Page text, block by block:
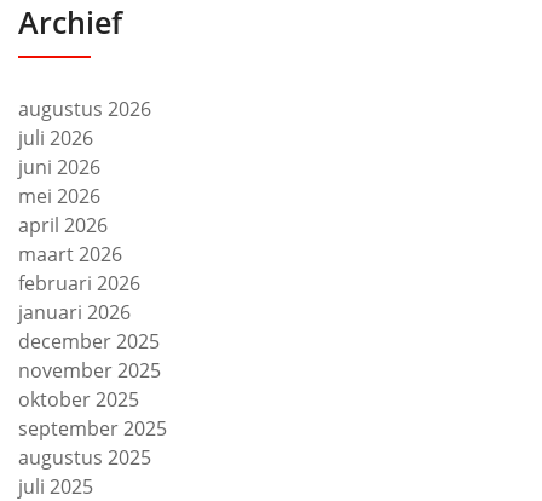
Archief
augustus 2026
juli 2026
juni 2026
mei 2026
april 2026
maart 2026
februari 2026
januari 2026
december 2025
november 2025
oktober 2025
september 2025
augustus 2025
juli 2025